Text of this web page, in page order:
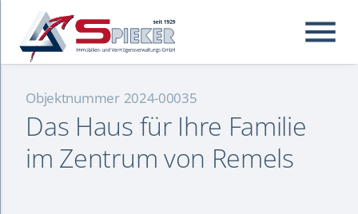
menu
Suchbegriffe Suchen
Objektnummer 2024-00035
Das Haus für Ihre Familie
im Zentrum von Remels